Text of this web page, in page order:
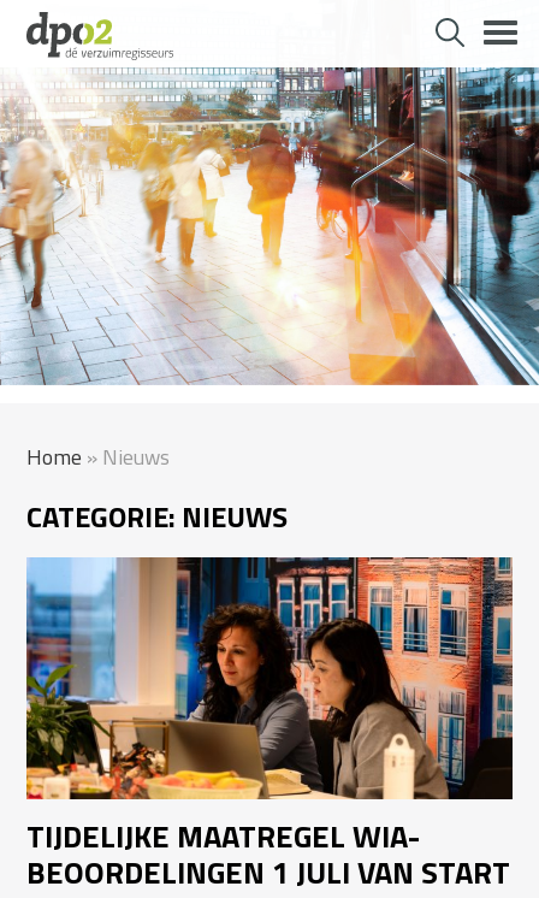
Home »Nieuws
CATEGORIE: NIEUWS
TIJDELIJKE MAATREGEL WIA-
BEOORDELINGEN 1 JULI VAN START